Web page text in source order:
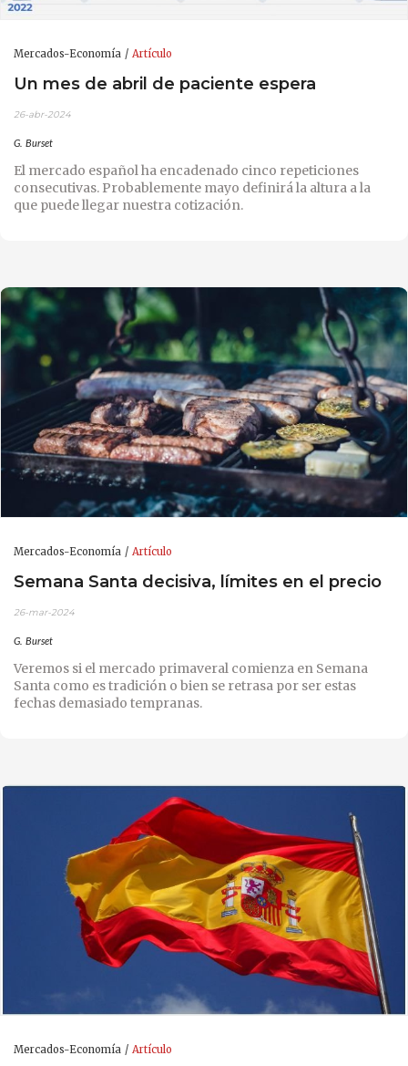
Mercados-Economía Artículo
Un mes de abril de paciente espera
26-abr-2024
G. Burset
El mercado español ha encadenado cinco repeticiones
consecutivas. Probablemente mayo definirá la altura a la
que puede llegar nuestra cotización.
Mercados-Economía Artículo
Semana Santa decisiva, límites en el precio
26-mar-2024
G. Burset
Veremos si el mercado primaveral comienza en Semana
Santa como es tradición o bien se retrasa por ser estas
fechas demasiado tempranas.
Mercados-Economía Artículo